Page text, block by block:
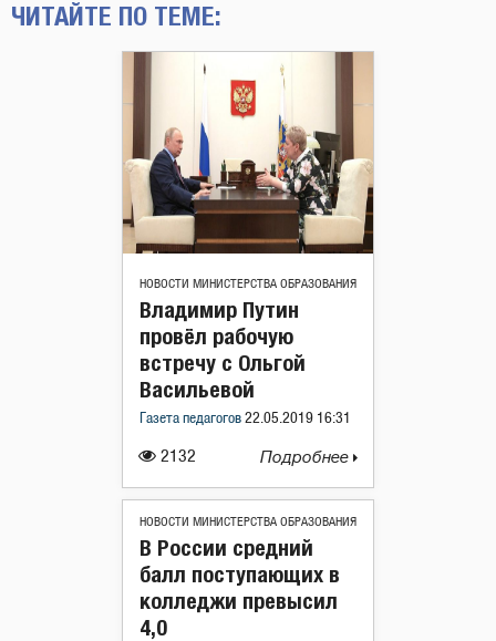
ЧИТАЙТЕ ПО ТЕМЕ:
НОВОСТИ МИНИСТЕРСТВА ОБРАЗОВАНИЯ
2132
Владимир Путин
провёл рабочую
встречу с Ольгой
Васильевой
Газета педагогов 22.05.2019 16:31
Подробнее
НОВОСТИ МИНИСТЕРСТВА ОБРАЗОВАНИЯ
В России средний
балл поступающих в
колледжи превысил
4,0